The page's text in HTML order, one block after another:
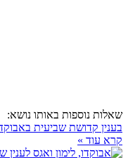
שאלות נוספות באותו נושא:
בענין קדושת שביעית
קרא עוד »